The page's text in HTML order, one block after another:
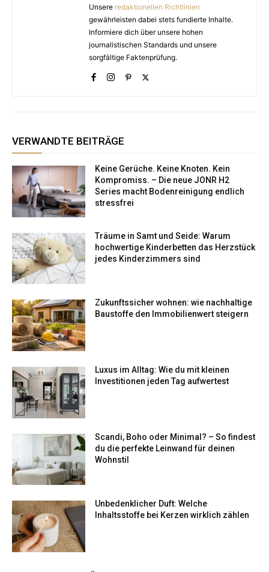
Unsere redaktionellen Richtlinien
gewährleisten dabei stets fundierte Inhalte.
Informiere dich über unsere hohen
journalistischen Standards und unsere
sorgfältige Faktenprüfung.
VERWANDTE BEITRÄGE
Keine Gerüche. Keine Knoten. Kein
Kompromiss. – Die neue JONR H2
Series macht Bodenreinigung endlich
stressfrei
Träume in Samt und Seide: Warum
hochwertige Kinderbetten das Herzstück
jedes Kinderzimmers sind
Zukunftssicher wohnen: wie nachhaltige
Baustoffe den Immobilienwert steigern
Luxus im Alltag: Wie du mit kleinen
Investitionen jeden Tag aufwertest
Scandi, Boho oder Minimal? – So findest
du die perfekte Leinwand für deinen
Wohnstil
Unbedenklicher Duft: Welche
Inhaltsstoffe bei Kerzen wirklich zählen